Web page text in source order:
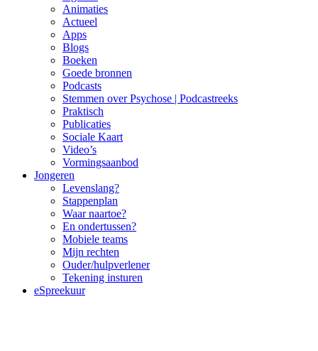
Animaties
Actueel
Apps
Blogs
Boeken
Goede bronnen
Podcasts
Stemmen over Psychose | Podcastreeks
Praktisch
Publicaties
Sociale Kaart
Video’s
Vormingsaanbod
Jongeren
Levenslang?
Stappenplan
Waar naartoe?
En ondertussen?
Mobiele teams
Mijn rechten
Ouder/hulpverlener
Tekening insturen
eSpreekuur